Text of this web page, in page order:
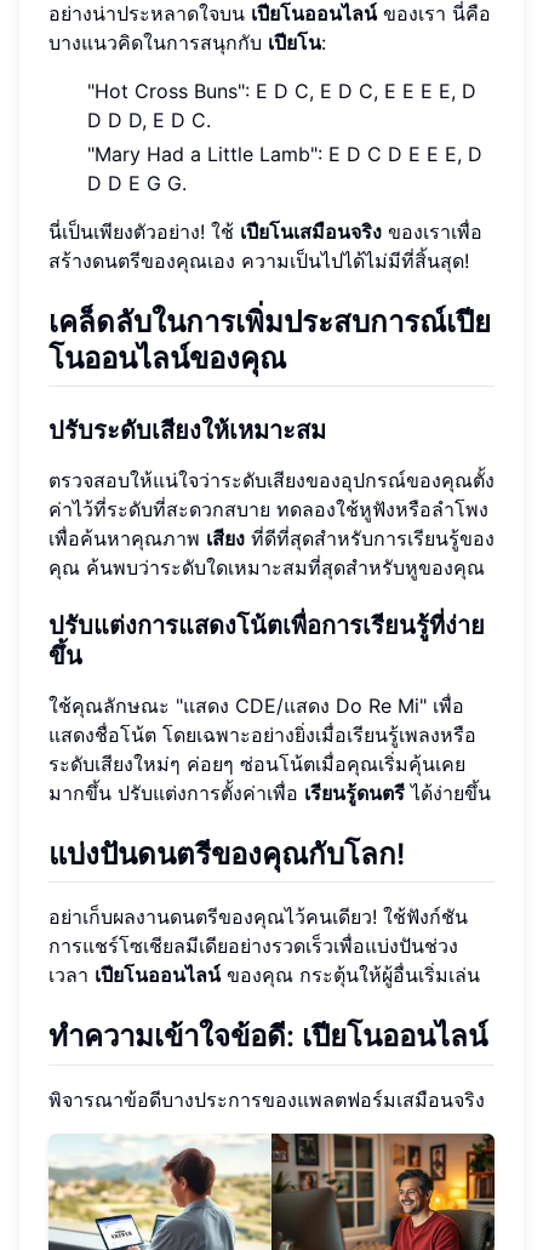
อย่างน่าประหลาดใจบน เปียโนออนไลน์ของเรา นี่คือ
บางแนวคิดในการสนุกกับ เปียโน:
"Hot Cross Buns": E D C, E D C, E E E E, D
D D D, E D C.
"Mary Had a Little Lamb": E D C D E E E, D
D D E G G.
นี่เป็นเพียงตัวอย่าง! ใช้ เปียโนเสมือนจริง ของเราเพื่อ
สร้างดนตรีของคุณเอง ความเป็นไปได้ไม่มีที่สิ้นสุด!
เคล็ดลับในการเพิ่มประสบการณ์เปีย
โนออนไลน์ของคุณ
ปรับระดับเสียงให้เหมาะสม
ตรวจสอบให้แน่ใจว่าระดับเสียงของอุปกรณ์ของคุณตั้ง
ค่าไว้ที่ระดับที่สะดวกสบาย ทดลองใช้หูฟังหรือลำโพง
เพื่อค้นหาคุณภาพ เสียง ที่ดีที่สุดสำหรับการเรียนรู้ของ
คุณ ค้นพบว่าระดับใดเหมาะสมที่สุดสำหรับหูของคุณ
ปรับแต่งการแสดงโน้ตเพื่อการเรียนรู้ที่ง่าย
ขึ้น
ใช้คุณลักษณะ "แสดง CDE/แสดง Do Re Mi" เพื่อ
แสดงชื่อโน้ต โดยเฉพาะอย่างยิ่งเมื่อเรียนรู้เพลงหรือ
ระดับเสียงใหม่ๆ ค่อยๆ ซ่อนโน้ตเมื่อคุณเริ่มคุ้นเคย
มากขึ้น ปรับแต่งการตั้งค่าเพื่อ เรียนรู้ดนตรี ได้ง่ายขึ้น
แบ่งปันดนตรีของคุณกับโลก!
อย่าเก็บผลงานดนตรีของคุณไว้คนเดียว! ใช้ฟังก์ชัน
การแชร์โซเชียลมีเดียอย่างรวดเร็วเพื่อแบ่งปันช่วง
เวลา เปียโนออนไลน์ของคุณ กระตุ้นให้ผู้อื่นเริ่มเล่น
ทำความเข้าใจข้อดี: เปียโนออนไลน์
พิจารณาข้อดีบางประการของแพลตฟอร์มเสมือนจริง